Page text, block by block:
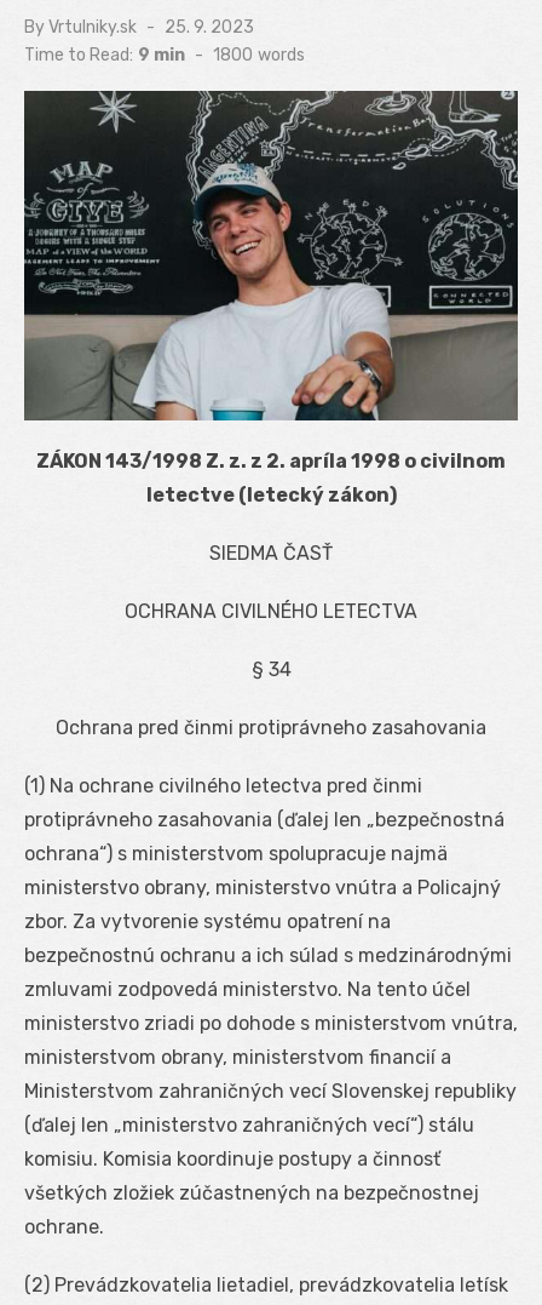
ByVrtulniky.sk
Posted
on
25. 9. 2023
Time to Read: 9 min - 1800 words
ZÁKON 143/1998 Z. z. z 2. apríla 1998 o civilnom
letectve (letecký zákon)
SIEDMA ČASŤ
OCHRANA CIVILNÉHO LETECTVA
§ 34
Ochrana pred činmi protiprávneho zasahovania
(1) Na ochrane civilného letectva pred činmi
protiprávneho zasahovania (ďalej len „bezpečnostná
ochrana“) s ministerstvom spolupracuje najmä
ministerstvo obrany, ministerstvo vnútra a Policajný
zbor. Za vytvorenie systému opatrení na
bezpečnostnú ochranu a ich súlad s medzinárodnými
zmluvami zodpovedá ministerstvo. Na tento účel
ministerstvo zriadi po dohode s ministerstvom vnútra,
ministerstvom obrany, ministerstvom financií a
Ministerstvom zahraničných vecí Slovenskej republiky
(ďalej len „ministerstvo zahraničných vecí“) stálu
komisiu. Komisia koordinuje postupy a činnosť
všetkých zložiek zúčastnených na bezpečnostnej
ochrane.
(2) Prevádzkovatelia lietadiel, prevádzkovatelia letísk